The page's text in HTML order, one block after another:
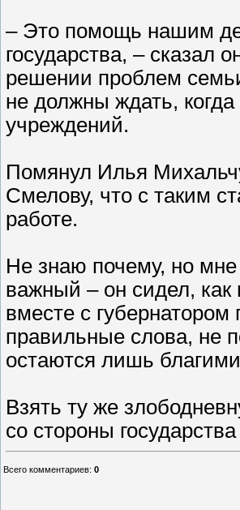
– Это помощь нашим
государства, – сказал
решении проблем
не должны ждать,
учреждений.
Помянул Илья
Смелову, что с таким
работе.
Не знаю почему, но
важный – он сидел, как
вместе с
правильные слова, не
остаются лишь
Взять ту же
со стороны
Всего комментариев: 0